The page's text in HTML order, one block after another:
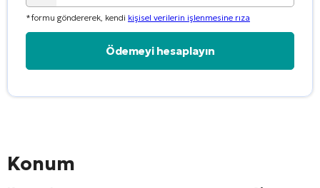
*formu göndererek, kendi kişisel verilerin işlenmesine rıza
Konum